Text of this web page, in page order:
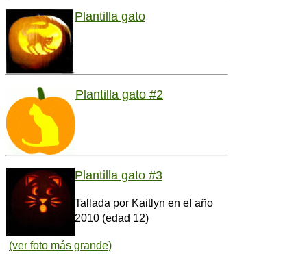
Plantilla gato
Plantilla gato #2
Plantilla gato #3
Tallada por Kaitlyn en el año
2010 (edad 12)
(ver foto más grande)